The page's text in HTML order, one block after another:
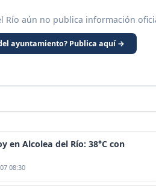
Río aún no publica información
ayuntamiento? Publica aquí →
en Alcolea del Río: 38°C con
08:30